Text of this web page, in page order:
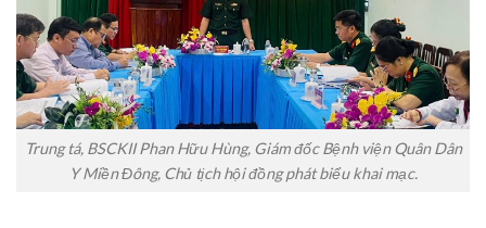
Trung tá, BSCKII Phan Hữu Hùng, Giám đốc Bệnh viện Quân Dân
Y Miền Đông, Chủ tịch hội đồng phát biểu khai mạc.